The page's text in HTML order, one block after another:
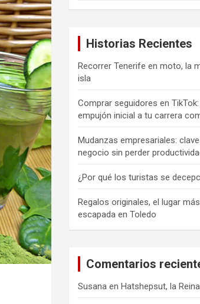
Historias Recientes
Recorrer Tenerife en moto, la
isla
Comprar seguidores en
empujón inicial a tu carrera
Mudanzas empresariales:
negocio sin perder
¿Por qué los turistas se
Regalos originales, el lugar
escapada en Toledo
Comentarios
Susana enHatshepsut, la